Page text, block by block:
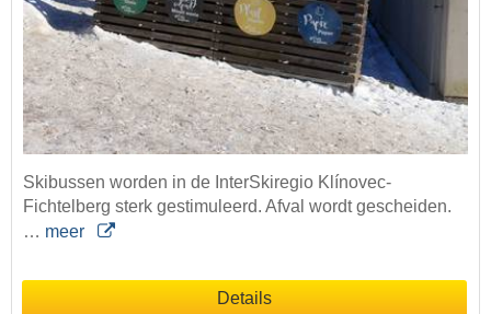
Skibussen worden in de InterSkiregio Klínovec-
Fichtelberg sterk gestimuleerd. Afval wordt gescheiden.
… meer
Details